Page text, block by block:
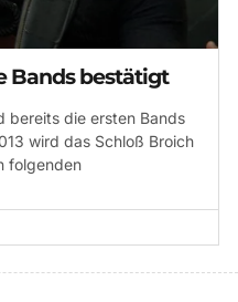
Bands bestätigt
bereits die ersten Bands
wird das Schloß Broich
folgenden